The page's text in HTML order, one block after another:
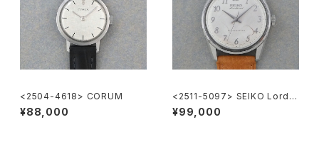
<2504-4618> CORUM
¥88,000
<2511-5097> SEIKO Lord
Marvel
¥99,000